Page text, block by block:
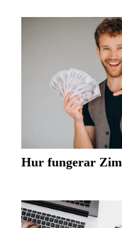
Hur fungerar